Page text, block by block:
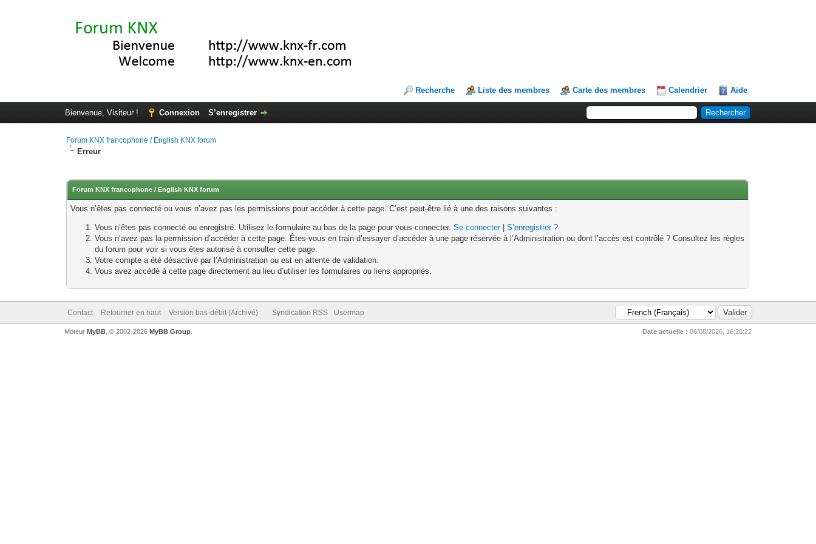
Recherche Liste des membres Carte des membres Calendrier Aide
Bienvenue, Visiteur ! Connexion S’enregistrer
Forum KNX francophone / English KNX forum
Erreur
Forum KNX francophone / English KNX forum
Vous n’êtes pas connecté ou vous n’avez pas les permissions pour accéder à cette page. C’est peut-être lié à une des raisons suivantes :
Vous n’êtes pas connecté ou enregistré. Utilisez le formulaire au bas de la page pour vous connecter.Se connecter|S’enregistrer ?
Vous n’avez pas la permission d’accéder à cette page. Êtes-vous en train d’essayer d’accéder à une page réservée à l’Administration ou dont l’accès est contrôlé ? Consultez les règles
du forum pour voir si vous êtes autorisé à consulter cette page.
Votre compte a été désactivé par l’Administration ou est en attente de validation.
Vous avez accédé à cette page directement au lieu d’utiliser les formulaires ou liens appropriés.
Contact Retourner en haut Version bas-débit (Archivé) Syndication RSS Usermap
Date actuelle : 06/08/2026, 16:20:22
Moteur MyBB, © 2002-2026 MyBB Group.